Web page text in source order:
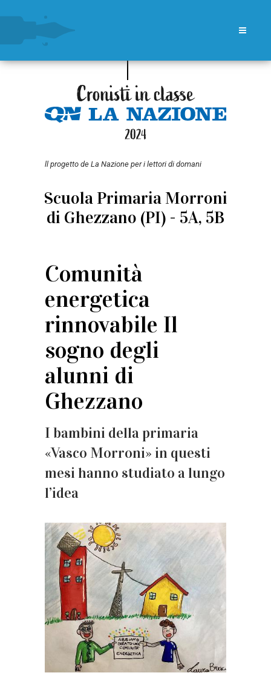
ll progetto de La Nazione per i lettori di domani
Scuola Primaria Morroni
di Ghezzano (PI) - 5A, 5B
Comunità
energetica
rinnovabile Il
sogno degli
alunni di
Ghezzano
I bambini della primaria
«Vasco Morroni» in questi
mesi hanno studiato a lungo
l’idea